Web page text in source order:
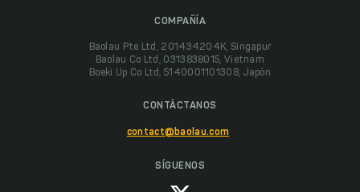
COMPAÑÍA
Baolau Pte Ltd, 201434204K, Singapur
Baolau Co Ltd, 0313838015, Vietnam
Boeki Up Co Ltd, 5140001101308, Japón
CONTÁCTANOS
contact@baolau.com
SÍGUENOS